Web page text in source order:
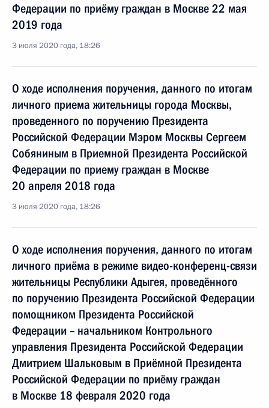
Федерации по приёму граждан в Москве 22 мая
2019 года
3 июля 2020 года, 18:26
О ходе исполнения поручения, данного по итогам
личного приема жительницы города Москвы,
проведенного по поручению Президента
Российской Федерации Мэром Москвы Сергеем
Собяниным в Приемной Президента Российской
Федерации по приему граждан в Москве
20 апреля 2018 года
3 июля 2020 года, 18:26
О ходе исполнения поручения, данного по итогам
личного приёма в режиме видео-конференц-связи
жительницы Республики Адыгея, проведённого
по поручению Президента Российской Федерации
помощником Президента Российской
Федерации – начальником Контрольного
управления Президента Российской Федерации
Дмитрием Шальковым в Приёмной Президента
Российской Федерации по приёму граждан
в Москве 18 февраля 2020 года